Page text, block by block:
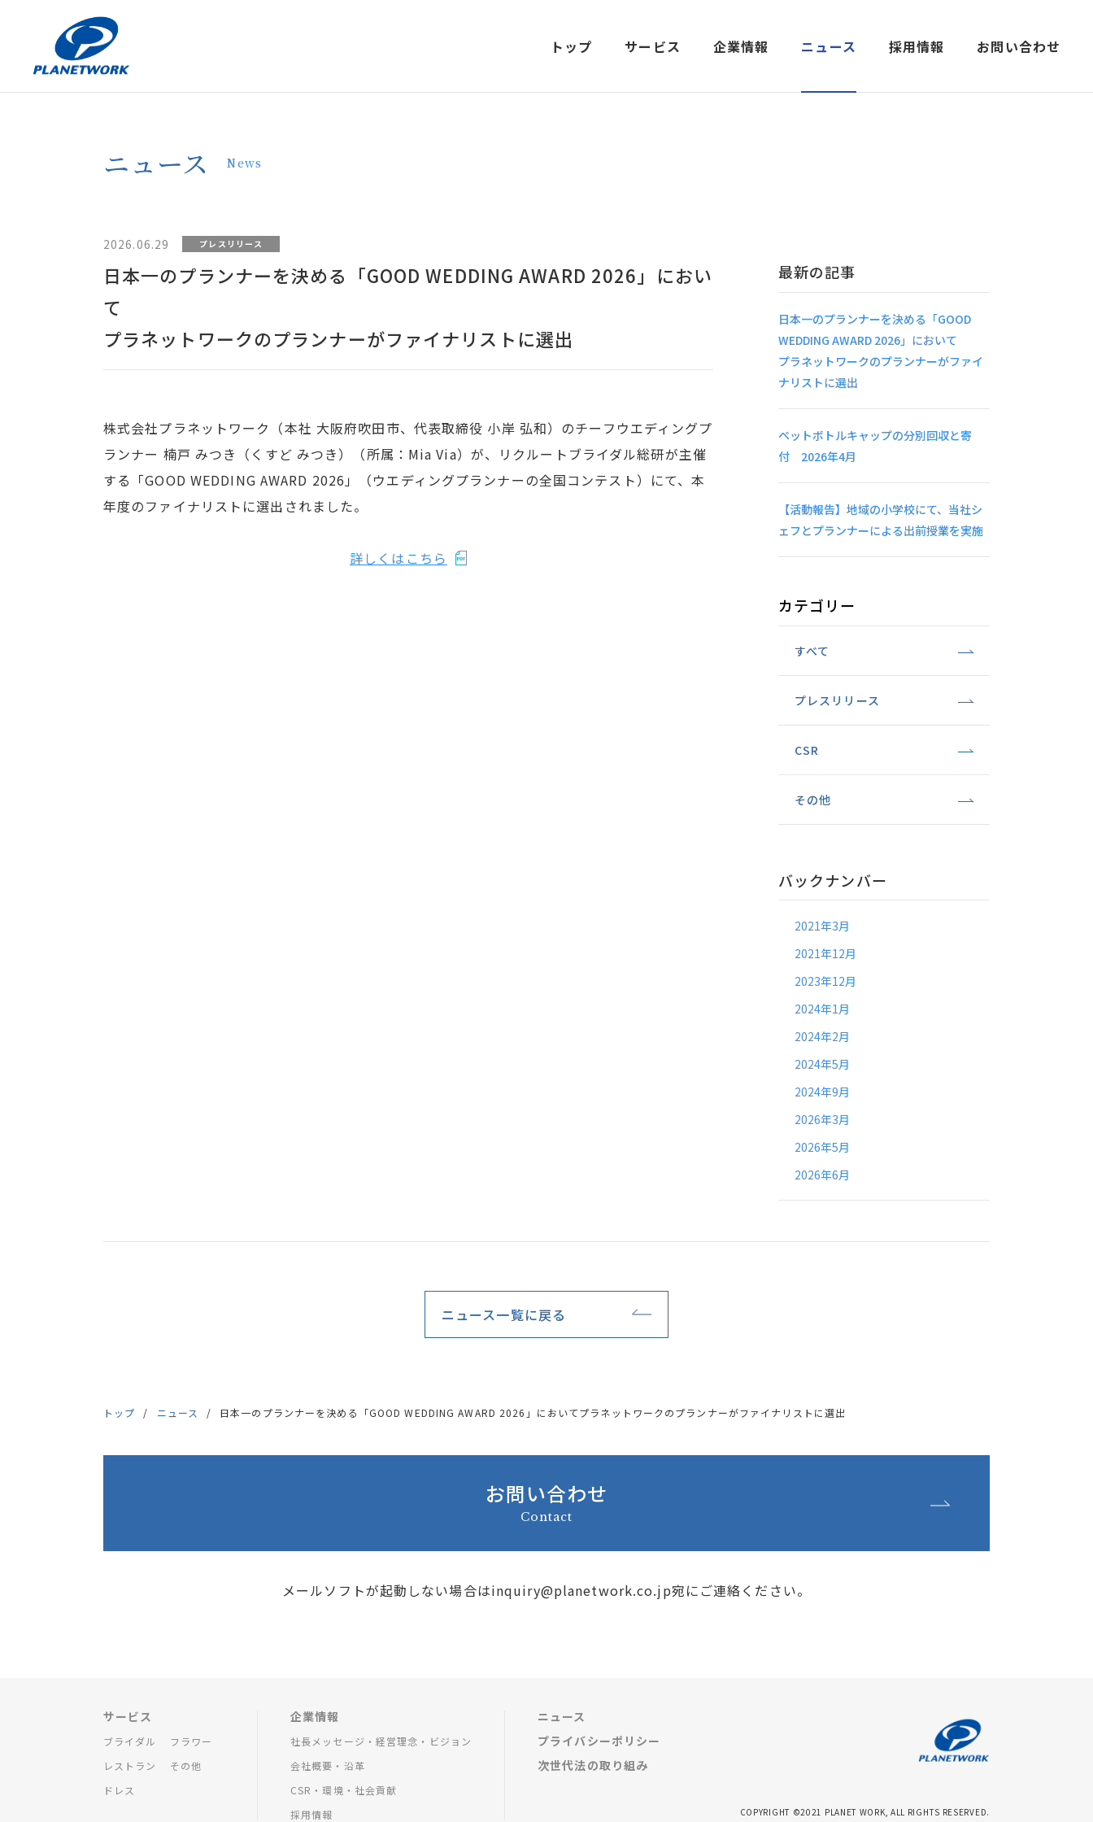
トップ サービス 企業情報 ニュース 採用情報 お問い合わせ
ニュース News
2026.06.29 プレスリリース
日本一のプランナーを決める「GOOD WEDDING AWARD 2026」におい
て
プラネットワークのプランナーがファイナリストに選出
株式会社プラネットワーク（本社 大阪府吹田市、代表取締役 小岸 弘和）のチーフウエディングプ
ランナー 楠戸 みつき（くすど みつき）（所属：Mia Via）が、リクルートブライダル総研が主催
する「GOOD WEDDING AWARD 2026」（ウエディングプランナーの全国コンテスト）にて、本
年度のファイナリストに選出されました。
詳しくはこちら
最新の記事
日本一のプランナーを決める「GOOD
WEDDING AWARD 2026」において
プラネットワークのプランナーがファイ
ナリストに選出
ペットボトルキャップの分別回収と寄
付 2026年4月
【活動報告】地域の小学校にて、当社シ
ェフとプランナーによる出前授業を実施
カテゴリー
すべて
プレスリリース
CSR
その他
バックナンバー
2021年3月
2021年12月
2023年12月
2024年1月
2024年2月
2024年5月
2024年9月
2026年3月
2026年5月
2026年6月
ニュース一覧に戻る
トップ ニュース 日本一のプランナーを決める「GOOD WEDDING AWARD 2026」においてプラネットワークのプランナーがファイナリストに選出
お問い合わせ
Contact
メールソフトが起動しない場合はinquiry@planetwork.co.jp宛にご連絡ください。
サービス
ブライダル
レストラン
ドレス
フラワー
その他
企業情報
社長メッセージ・経営理念・ビジョン
会社概要・沿革
CSR・環境・社会貢献
採用情報
ニュース
プライバシーポリシー
次世代法の取り組み
COPYRIGHT ©2021 PLANET WORK, ALL RIGHTS RESERVED.